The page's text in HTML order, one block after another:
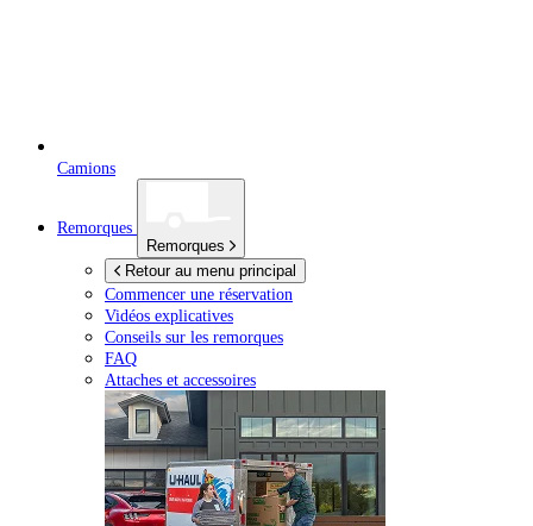
Camions
Remorques
Remorques
Retour au menu principal
Commencer une réservation
Vidéos explicatives
Conseils sur les remorques
FAQ
Attaches et accessoires